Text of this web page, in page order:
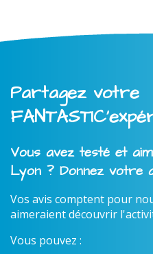
Partagez votre
Vous avez testé et
Lyon ? Donnez votre
Vos avis comptent pour
aimeraient découvrir
Vous pouvez :